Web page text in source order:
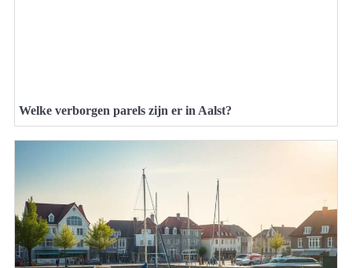
Welke verborgen parels zijn er in Aalst?